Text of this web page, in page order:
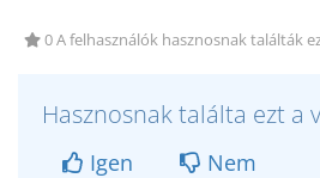
0 A felhasználók hasznosnak találták
Hasznosnak találta ezt a
Igen Nem